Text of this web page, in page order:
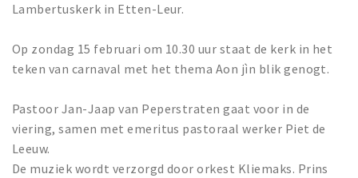
Baroniepoorten
Lambertuskerk in Etten-Leur.
Op zondag 15 februari om 10.30 uur staat de kerk in het
teken van carnaval met het thema Aon jìn blik genogt.
Pastoor Jan-Jaap van Peperstraten gaat voor in de
viering, samen met emeritus pastoraal werker Piet de
Leeuw.
De muziek wordt verzorgd door orkest Kliemaks. Prins